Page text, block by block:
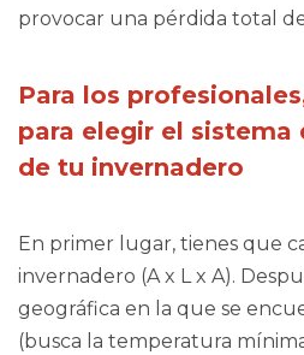
provocar una pérdida total
Para los
para elegir el sistema
de tu invernadero
En primer lugar, tienes que
invernadero (A x L x A).
geográfica en la que se
(busca la temperatura